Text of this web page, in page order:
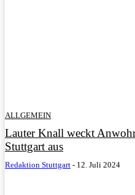
ALLGEMEIN
Lauter Knall weckt
Stuttgart aus
Redaktion Stuttgart - 12. Juli 2024